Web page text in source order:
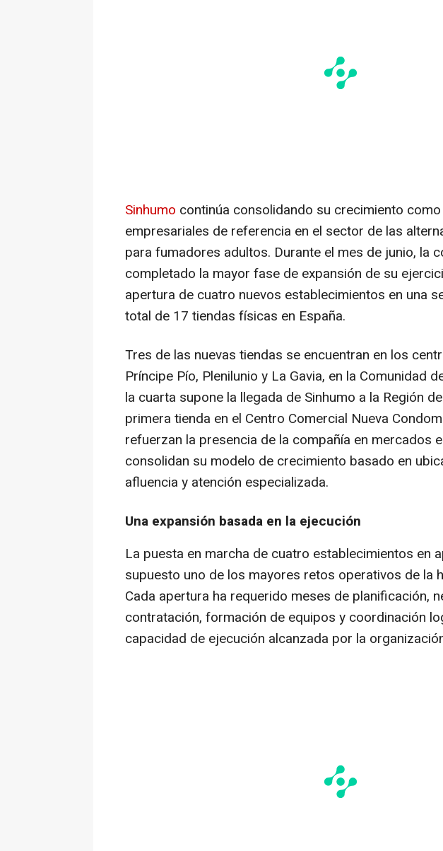
Sinhumo continúa consolidando su crecimiento
empresariales de referencia en el sector de las
para fumadores adultos. Durante el mes de junio, la
completado la mayor fase de expansión de su
apertura de cuatro nuevos establecimientos en una
total de 17 tiendas físicas en España.
Tres de las nuevas tiendas se encuentran en los
Príncipe Pío, Plenilunio y La Gavia, en la Comunidad
la cuarta supone la llegada de Sinhumo a la Región
primera tienda en el Centro Comercial Nueva
refuerzan la presencia de la compañía en mercados
consolidan su modelo de crecimiento basado en
afluencia y atención especializada.
Una expansión basada en la ejecución
La puesta en marcha de cuatro establecimientos en
supuesto uno de los mayores retos operativos de la
Cada apertura ha requerido meses de planificación,
contratación, formación de equipos y coordinación
capacidad de ejecución alcanzada por la